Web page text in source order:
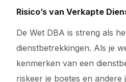
Risico’s van Verkapte
De Wet DBA is streng als
dienstbetrekkingen. Als je
kenmerken van een
riskeer je boetes en andere